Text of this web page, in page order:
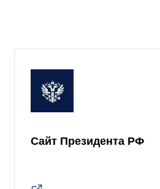
Сайт Президента РФ